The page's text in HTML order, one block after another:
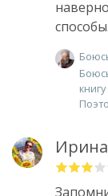
способы.